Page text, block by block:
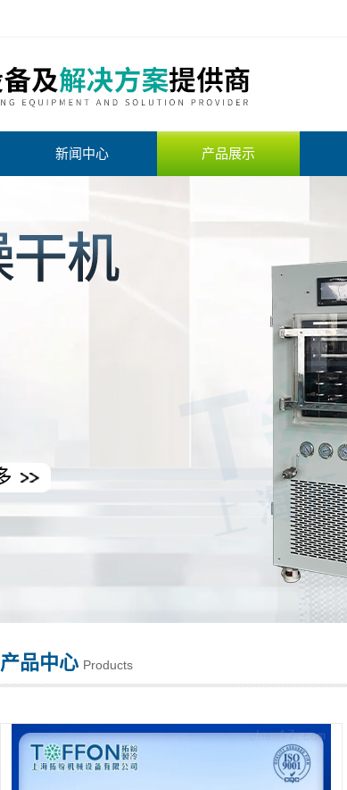
新闻中心 产品展示
产品中心 Products